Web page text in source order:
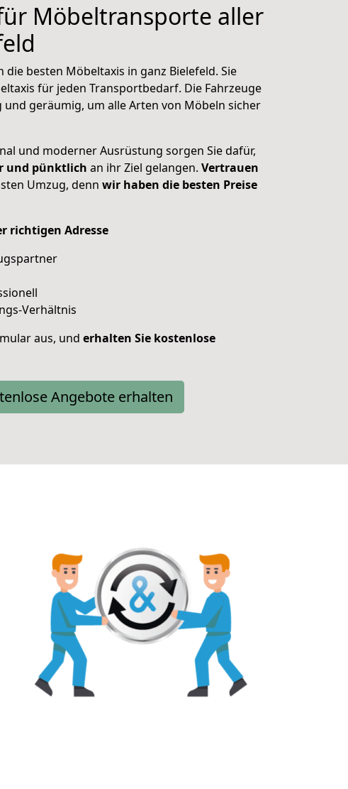
Möbeltransporte aller
die besten Möbeltaxis in ganz Bielefeld. Sie
für jeden Transportbedarf. Die Fahrzeuge
und geräumig, um alle Arten von Möbeln sicher
und moderner Ausrüstung sorgen Sie dafür,
und pünktlich an ihr Ziel gelangen. Vertrauen
Umzug, denn wir haben die besten Preise
richtigen Adresse
Verhältnis
aus, und erhalten Sie kostenlose
Angebote erhalten